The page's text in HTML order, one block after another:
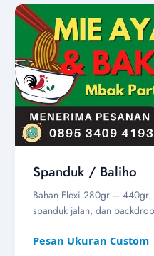
Spanduk / Baliho
Bahan Flexi 280gr – 440gr.
spanduk jalan, dan
Pesan Ukuran Custom